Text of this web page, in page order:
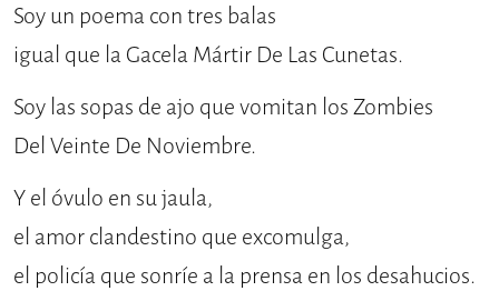
Soy un poema con tres balas
igual que la Gacela Mártir De Las Cunetas.
Soy las sopas de ajo que vomitan los Zombies
Del Veinte De Noviembre.
Y el óvulo en su jaula,
el amor clandestino que excomulga,
el policía que sonríe a la prensa en los desahucios.